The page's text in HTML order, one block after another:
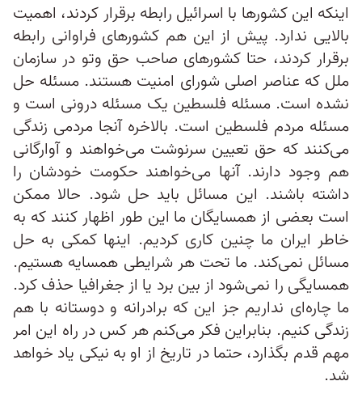
اینکه این کشورها با اسرائیل رابطه برقرار کردند، اهمیت
بالایی ندارد. پیش از این هم کشورهای فراوانی رابطه
برقرار کردند، حتا کشورهای صاحب حق وتو در سازمان
ملل که عناصر اصلی شورای امنیت هستند. مسئله حل
نشده است. مسئله فلسطین یک مسئله درونی است و
مسئله مردم فلسطین است. بالاخره آنجا مردمی زندگی
می‌کنند که حق تعیین سرنوشت می‌خواهند و آوارگانی
هم وجود دارند. آنها می‌خواهند حکومت خودشان را
داشته باشند. این مسائل باید حل شود. حالا ممکن
است بعضی از همسایگان ما این طور اظهار کنند که به
خاطر ایران ما چنین کاری کردیم. اینها کمکی به حل
مسائل نمی‌کند. ما تحت هر شرایطی همسایه هستیم.
همسایگی را نمی‌شود از بین برد یا از جغرافیا حذف کرد.
ما چاره‌ای نداریم جز این که برادرانه و دوستانه با هم
زندگی کنیم. بنابراین فکر می‌کنم هر کس در راه این امر
مهم قدم بگذارد، حتما در تاریخ از او به نیکی یاد خواهد
شد.